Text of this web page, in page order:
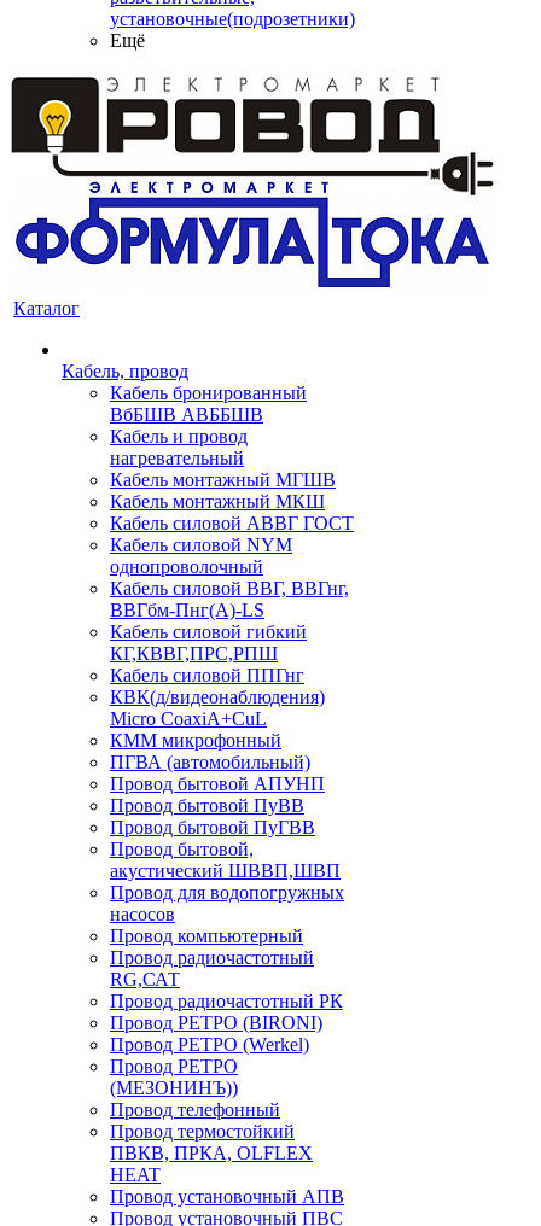
установочные(подрозетники)
Ещё
Каталог
Кабель, провод
Кабель бронированный
ВбБШВ АВББШВ
Кабель и провод
нагревательный
Кабель монтажный МГШВ
Кабель монтажный МКШ
Кабель силовой АВВГ ГОСТ
Кабель силовой NYM
однопроволочный
Кабель силовой ВВГ, ВВГнг,
ВВГбм-Пнг(А)-LS
Кабель силовой гибкий
КГ,КВВГ,ПРС,РПШ
Кабель силовой ППГнг
КВК(д/видеонаблюдения)
Micro CoaxiA+CuL
КММ микрофонный
ПГВА (автомобильный)
Провод бытовой АПУНП
Провод бытовой ПуВВ
Провод бытовой ПуГВВ
Провод бытовой,
акустический ШВВП,ШВП
Провод для водопогружных
насосов
Провод компьютерный
Провод радиочастотный
RG,САТ
Провод радиочастотный РК
Провод РЕТРО (BIRONI)
Провод РЕТРО (Werkel)
Провод РЕТРО
(МЕЗОНИНЪ))
Провод телефонный
Провод термостойкий
ПВКВ, ПРКА, OLFLEX
HEAT
Провод установочный АПВ
Провод установочный ПВС